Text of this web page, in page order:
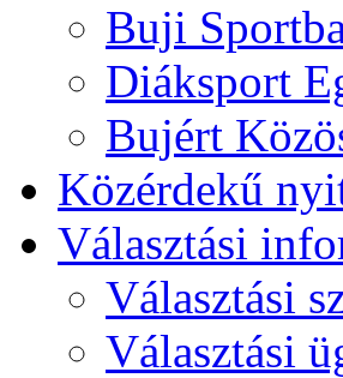
Buji
Diáksport
Bujért
Közérdekű
Választási
Választási
Választási